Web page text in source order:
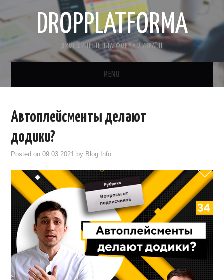
DROPPLATFORMA
ДРОПШИППІНГ ПЛАТФОРМА В УКРАЇНІ
MENU
ПРО НАС
САЙТ БЕЗКОШТОВНО
CRM ДЛЯ ТОВАРКИ
Автоплейсменты делают
додики?
Posted on09.03.2021 by Blog Info